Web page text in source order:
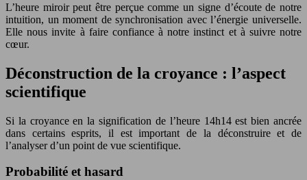
L’heure miroir peut être perçue comme un signe d’écoute de notre
intuition, un moment de synchronisation avec l’énergie universelle.
Elle nous invite à faire confiance à notre instinct et à suivre notre
cœur.
Déconstruction de la croyance : l’aspect
scientifique
Si la croyance en la signification de l’heure 14h14 est bien ancrée
dans certains esprits, il est important de la déconstruire et de
l’analyser d’un point de vue scientifique.
Probabilité et hasard